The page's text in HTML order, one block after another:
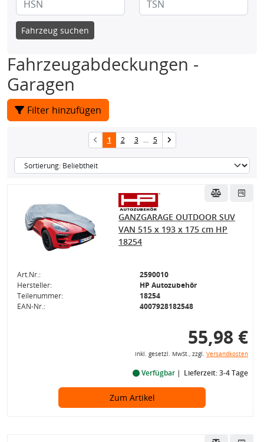
Fahrzeug suchen
Fahrzeugabdeckungen -
Garagen
Filter hinzufügen
1 2 3 ... 5
GANZGARAGE OUTDOOR SUV
VAN 515 x 193 x 175 cm HP
18254
Art.Nr.:
2590010
Hersteller:
HP Autozubehör
Teilenummer:
18254
EAN-Nr.:
4007928182548
55,98 €
inkl. gesetzl. MwSt., zzgl. Versandkosten
Verfügbar Lieferzeit: 3-4 Tage
Zum Artikel